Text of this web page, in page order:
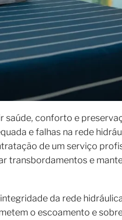
saúde, conforto e
e falhas na rede
de um serviço
transbordamentos e
da rede
o escoamento e